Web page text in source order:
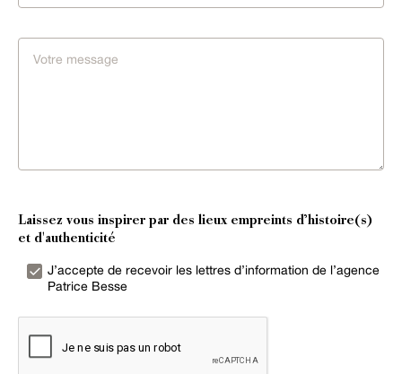
Laissez vous inspirer par des lieux empreints d’histoire(s)
et d'authenticité
J’accepte de recevoir les lettres d’information de l’agence
Patrice Besse